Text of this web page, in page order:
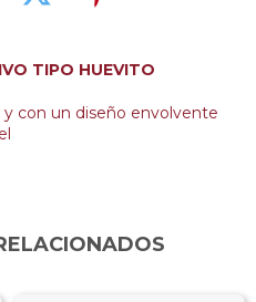
TIPO HUEVITO
con un diseño envolvente